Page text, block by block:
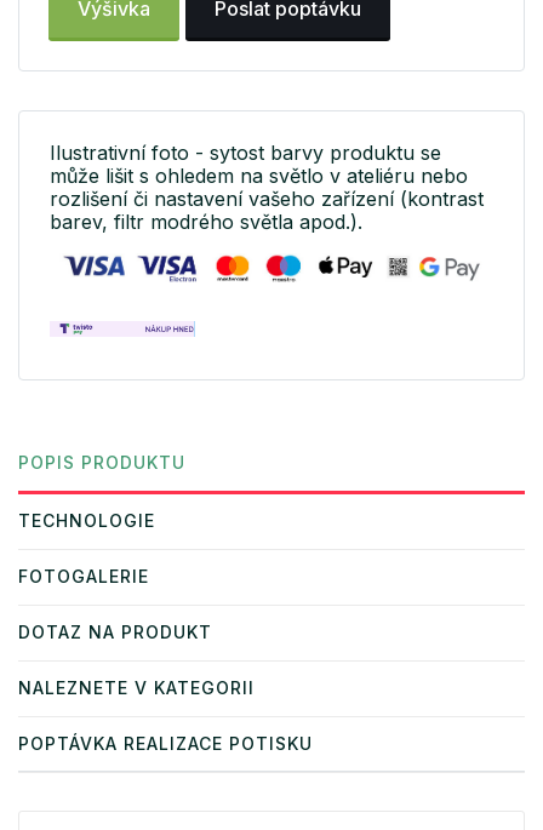
Výšivka Poslat poptávku
Ilustrativní foto - sytost barvy produktu se
může lišit s ohledem na světlo v ateliéru nebo
rozlišení či nastavení vašeho zařízení (kontrast
barev, filtr modrého světla apod.).
POPIS PRODUKTU
TECHNOLOGIE
FOTOGALERIE
DOTAZ NA PRODUKT
NALEZNETE V KATEGORII
POPTÁVKA REALIZACE POTISKU